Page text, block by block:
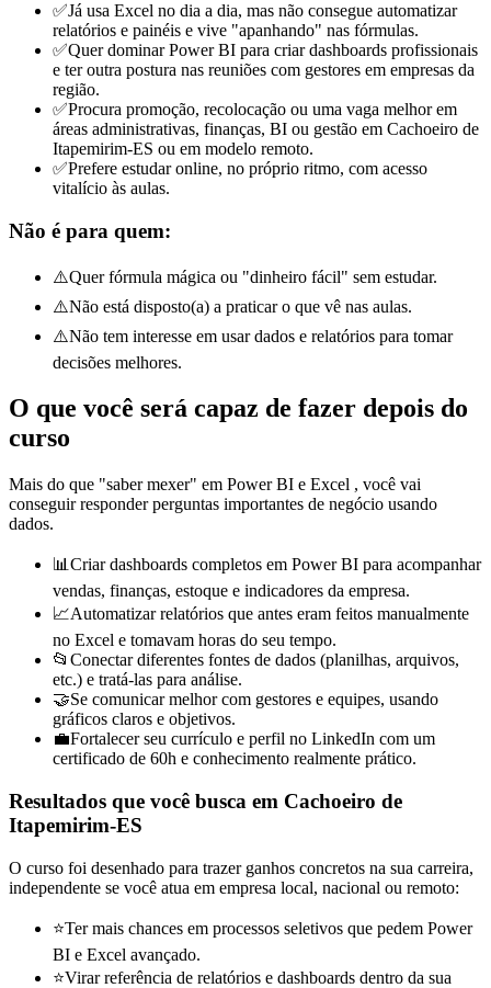
✅Já usa Excel no dia a dia, mas não consegue automatizar
relatórios e painéis e vive "apanhando" nas fórmulas.
✅Quer dominar Power BI para criar dashboards profissionais
e ter outra postura nas reuniões com gestores em empresas da
região.
✅Procura promoção, recolocação ou uma vaga melhor em
áreas administrativas, finanças, BI ou gestão em Cachoeiro de
Itapemirim-ES ou em modelo remoto.
✅Prefere estudar online, no próprio ritmo, com acesso
vitalício às aulas.
Não é para quem:
⚠️Quer fórmula mágica ou "dinheiro fácil" sem estudar.
⚠️Não está disposto(a) a praticar o que vê nas aulas.
⚠️Não tem interesse em usar dados e relatórios para tomar
decisões melhores.
O que você será capaz de fazer depois do
curso
Mais do que "saber mexer" em Power BI e Excel , você vai
conseguir responder perguntas importantes de negócio usando
dados.
📊 Criar dashboards completos em Power BI para acompanhar
vendas, finanças, estoque e indicadores da empresa.
📈Automatizar relatórios que antes eram feitos manualmente
no Excel e tomavam horas do seu tempo.
📂 Conectar diferentes fontes de dados (planilhas, arquivos,
etc.) e tratá-las para análise.
🤝Se comunicar melhor com gestores e equipes, usando
gráficos claros e objetivos.
💼Fortalecer seu currículo e perfil no LinkedIn com um
certificado de 60h e conhecimento realmente prático.
Resultados que você busca em Cachoeiro de
Itapemirim-ES
O curso foi desenhado para trazer ganhos concretos na sua carreira,
independente se você atua em empresa local, nacional ou remoto:
⭐Ter mais chances em processos seletivos que pedem Power
BI e Excel avançado.
⭐Virar referência de relatórios e dashboards dentro da sua